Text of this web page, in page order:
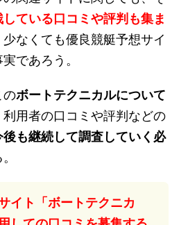
ている口コミや評判も集ま
少なくても優良競艇予想サイ
であろう。
のボートテクニカルについて
利用者の口コミや評判などの
後も継続して調査していく必
イト「ボートテクニカ